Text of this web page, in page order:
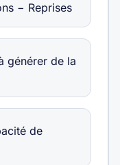
− Reprises
générer de la
de